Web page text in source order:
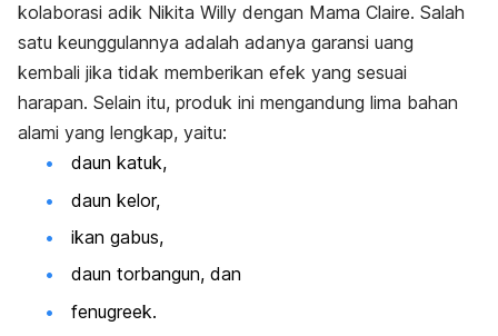
kolaborasi adik Nikita Willy dengan Mama Claire. Salah
satu keunggulannya adalah adanya garansi uang
kembali jika tidak memberikan efek yang sesuai
harapan. Selain itu, produk ini mengandung lima bahan
alami yang lengkap, yaitu:
daun katuk,
daun kelor,
ikan gabus,
daun torbangun, dan
fenugreek.